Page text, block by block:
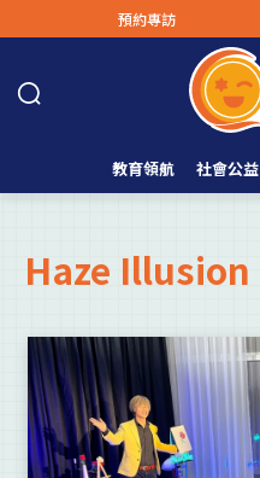
預約專訪
教育領航 社會公益
Haze Illusion